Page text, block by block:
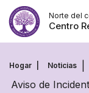
Saltar
contenido
Norte del
Centro
Hogar Noticias
Aviso de